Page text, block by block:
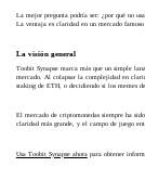
La mejor pregunta podría ser: ¿por qué no
La ventaja es claridad en un mercado famoso
La visión general
Toobit Synapse marca más que un simple
mercado. Al colapsar la complejidad en
staking de ETH, o decidiendo si los memes
El mercado de criptomonedas siempre ha
claridad más grande, y el campo de juego
Usa Toobit Synapse ahorapara obtener